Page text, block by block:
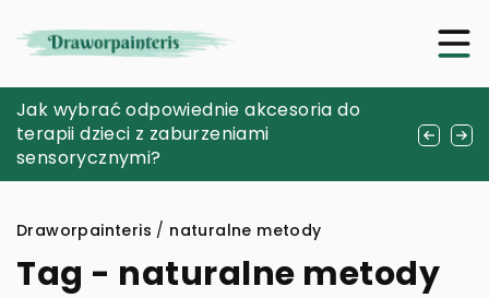
Srebrne Skarby – jak Antyczne Dzieła
Sztuki Wzbogacają Nasze Domy
Jak wybrać odpowiednie akcesoria do
terapii dzieci z zaburzeniami
sensorycznymi?
Jakie technologie wpływają na komfort i
bezpieczeństwo obuwia trekkingowego?
Draworpainteris / naturalne metody
Tag - naturalne metody